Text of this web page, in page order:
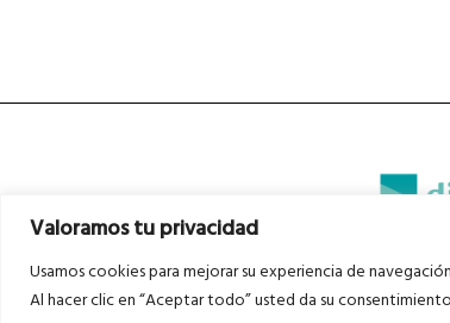
Valoramos tu privacidad
Usamos cookies para mejorar su experiencia de
Al hacer clic en “Aceptar todo” usted da su